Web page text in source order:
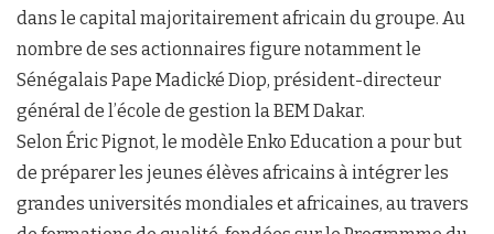
dans le capital majoritairement africain du groupe. Au
nombre de ses actionnaires figure notamment le
Sénégalais Pape Madické Diop, président-directeur
général de l’école de gestion la BEM Dakar.
Selon Éric Pignot, le modèle Enko Education a pour but
de préparer les jeunes élèves africains à intégrer les
grandes universités mondiales et africaines, au travers